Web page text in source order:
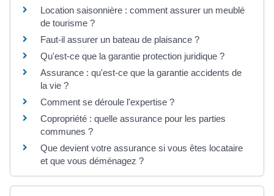
Location saisonnière : comment assurer un meublé
de tourisme ?
Faut-il assurer un bateau de plaisance ?
Qu'est-ce que la garantie protection juridique ?
Assurance : qu'est-ce que la garantie accidents de
la vie ?
Comment se déroule l'expertise ?
Copropriété : quelle assurance pour les parties
communes ?
Que devient votre assurance si vous êtes locataire
et que vous déménagez ?